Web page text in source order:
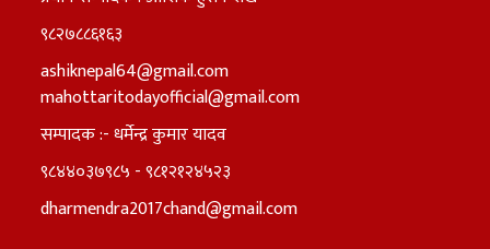
९८२७८८६१६३
ashiknepal64@gmail.com
mahottaritodayofficial@gmail.com
सम्पादक :- धर्मेन्द्र कुमार यादव
९८४४०३७९८५ - ९८१२१२४५२३
dharmendra2017chand@gmail.com